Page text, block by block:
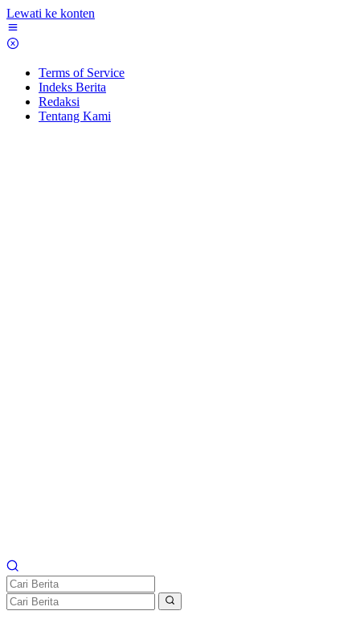
Lewati ke konten
Terms of Service
Indeks Berita
Redaksi
Tentang Kami